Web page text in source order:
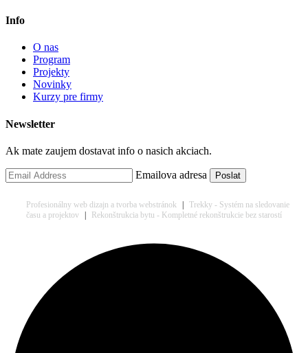
Info
O nas
Program
Projekty
Novinky
Kurzy pre firmy
Newsletter
Ak mate zaujem dostavat info o nasich akciach.
Emailova adresa
Profesionálny web dizajn a tvorba webstránok | Trekky - Systém na sledovanie
času a projektov | Rekonštrukcia bytu - Kompletné rekonštrukcie bez starostí